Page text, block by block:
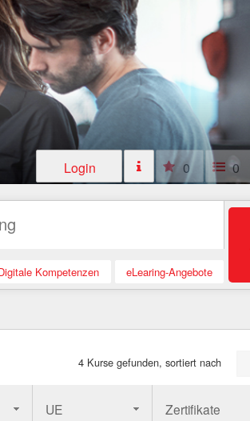
Login 0 0
Kompetenzen eLearing-Angebote
4 Kurse gefunden, sortiert nach
UE Zertifikate